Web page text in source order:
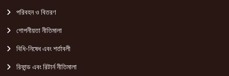
পরিবহন ও বিতরণ
গোপনীয়তা নীতিমালা
বিধি-নিষেধ এবং শর্তাবলী
রিফান্ড এবং রিটার্ন নীতিমালা